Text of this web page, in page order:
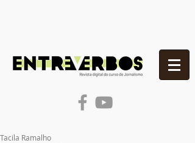
Tacila Ramalho